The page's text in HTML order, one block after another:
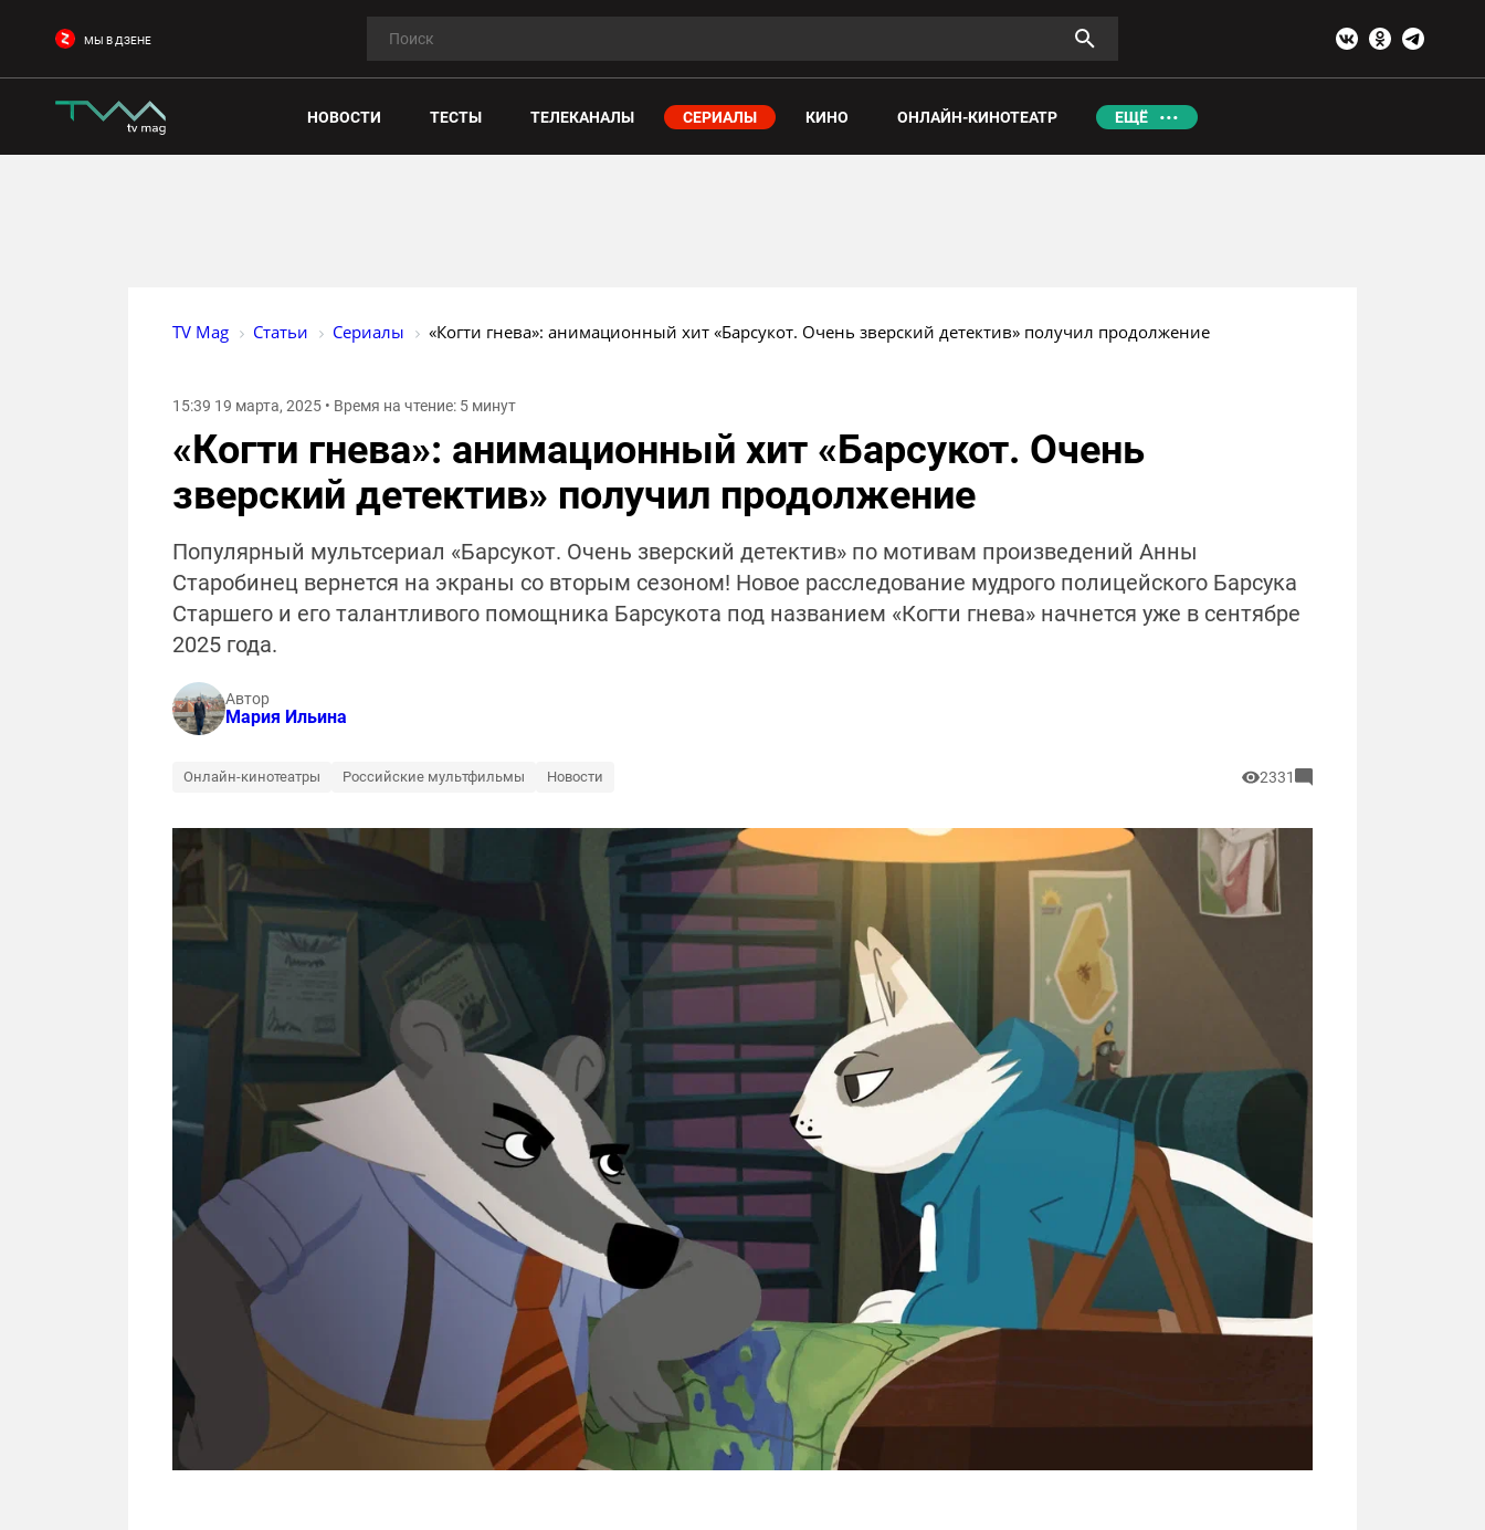
МЫ В ДЗЕНЕ
НОВОСТИ ТЕСТЫ ТЕЛЕКАНАЛЫ СЕРИАЛЫ КИНО ОНЛАЙН-КИНОТЕАТР ЕЩЁ
TV Mag Статьи Сериалы «Когти гнева»: анимационный хит «Барсукот. Очень зверский детектив» получил продолжение
15:39 19 марта, 2025 • Время на чтение: 5 минут
«Когти гнева»: анимационный хит «Барсукот. Очень
зверский детектив» получил продолжение
Популярный мультсериал «Барсукот. Очень зверский детектив» по мотивам произведений Анны
Старобинец вернется на экраны со вторым сезоном! Новое расследование мудрого полицейского Барсука
Старшего и его талантливого помощника Барсукота под названием «Когти гнева» начнется уже в сентябре
2025 года.
Автор
Мария Ильина
Онлайн-кинотеатры Российские мультфильмы Новости 2331